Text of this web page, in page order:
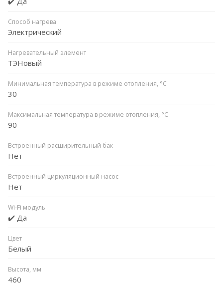
Способ нагрева
Электрический
Нагревательный элемент
ТЭНовый
Минимальная температура в режиме отопления, °C
30
Максимальная температура в режиме отопления, °C
90
Встроенный расширительный бак
Нет
Встроенный циркуляционный насос
Нет
Wi-Fi модуль
✔️ Да
Цвет
Белый
Высота, мм
460